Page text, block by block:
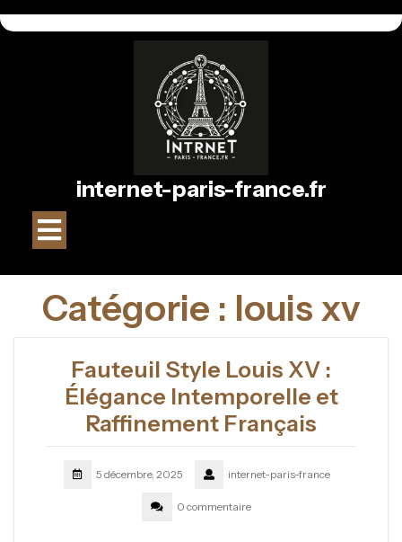
au
internet-paris-france.fr
Ouvrir
Catégorie : louis xv
Fauteuil Style Louis XV :
Élégance Intemporelle et
Raffinement Français
5 décembre, 2025 internet-paris-france
0 commentaire